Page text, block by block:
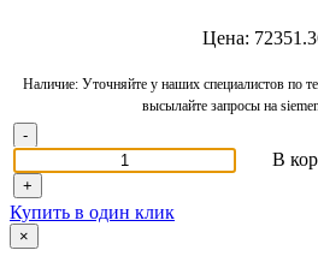
Цена:
Наличие: Уточняйте у наших специалистов по
высылайте запросы на
-
+
В
Купить в один клик
×